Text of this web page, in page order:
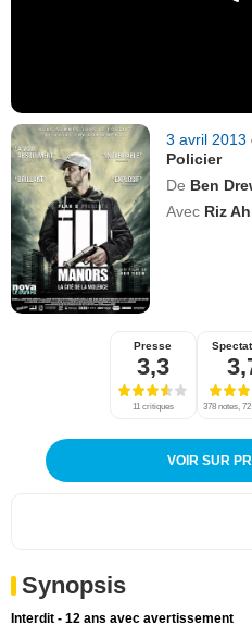
3 avril 2013
Policier
De Ben
Avec Riz
Presse
3,3
11 critiques 378 notes,
VOIR SUR
Synopsis
Interdit - 12 ans avec avertissement